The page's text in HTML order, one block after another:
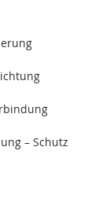
– Schutz